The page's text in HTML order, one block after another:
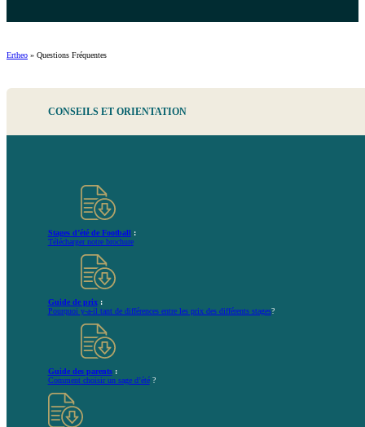
Ertheo » Questions Fréquentes
CONSEILS ET ORIENTATION
Stages d’été de Football :
Télécharger notre brochure
Guide de prix:
Pourquoi y-a-il tant de différences entre les prix des différents stages?
Guide des parents:
Comment choisir un sage d’été?